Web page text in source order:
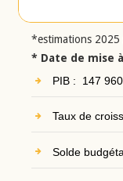
*estimations 2025
* Date de mise
PIB : 147
Taux de
Solde